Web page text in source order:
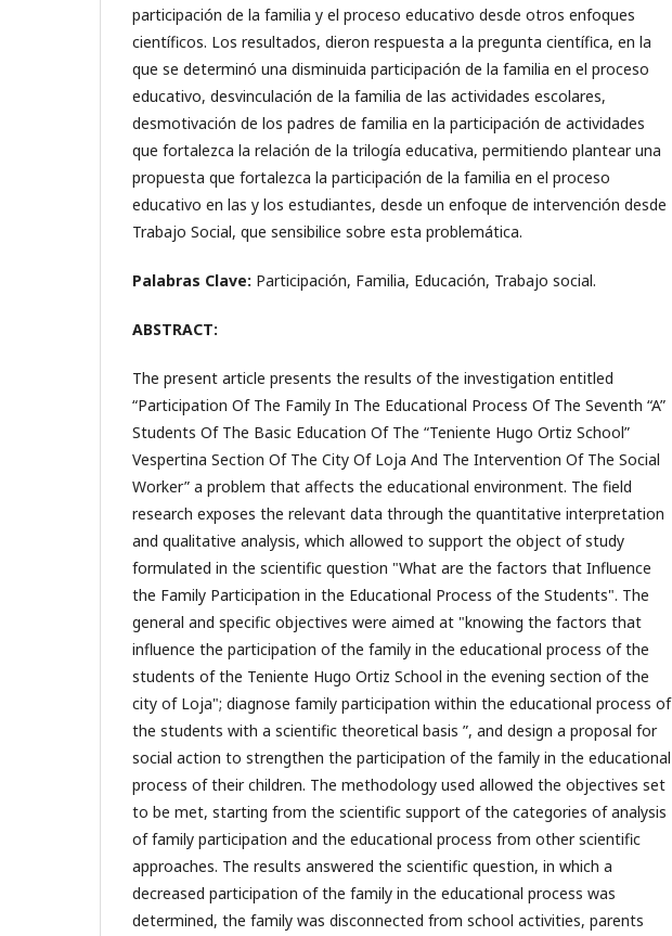
participación de la familia y el proceso educativo desde otros enfoques
científicos. Los resultados, dieron respuesta a la pregunta científica, en la
que se determinó una disminuida participación de la familia en el proceso
educativo, desvinculación de la familia de las actividades escolares,
desmotivación de los padres de familia en la participación de actividades
que fortalezca la relación de la trilogía educativa, permitiendo plantear una
propuesta que fortalezca la participación de la familia en el proceso
educativo en las y los estudiantes, desde un enfoque de intervención desde
Trabajo Social, que sensibilice sobre esta problemática.
Palabras Clave: Participación, Familia, Educación, Trabajo social.
ABSTRACT:
The present article presents the results of the investigation entitled
“Participation Of The Family In The Educational Process Of The Seventh “A”
Students Of The Basic Education Of The “Teniente Hugo Ortiz School”
Vespertina Section Of The City Of Loja And The Intervention Of The Social
Worker” a problem that affects the educational environment. The field
research exposes the relevant data through the quantitative interpretation
and qualitative analysis, which allowed to support the object of study
formulated in the scientific question "What are the factors that Influence
the Family Participation in the Educational Process of the Students". The
general and specific objectives were aimed at "knowing the factors that
influence the participation of the family in the educational process of the
students of the Teniente Hugo Ortiz School in the evening section of the
city of Loja"; diagnose family participation within the educational process of
the students with a scientific theoretical basis ”, and design a proposal for
social action to strengthen the participation of the family in the educational
process of their children. The methodology used allowed the objectives set
to be met, starting from the scientific support of the categories of analysis
of family participation and the educational process from other scientific
approaches. The results answered the scientific question, in which a
decreased participation of the family in the educational process was
determined, the family was disconnected from school activities, parents